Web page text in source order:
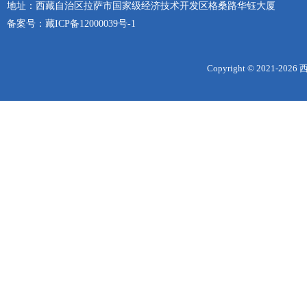
地址：西藏自治区拉萨市国家级经济技术开发区格桑路华钰大厦
备案号： 藏ICP备12000039号-1
Copyright © 2021-2026